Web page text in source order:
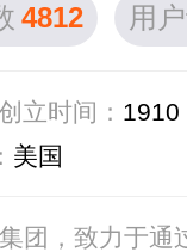
4812 用
立时间： 1910
美国
团，致力于通